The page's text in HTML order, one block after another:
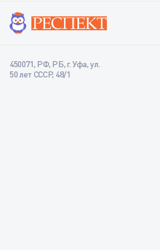
450071, РФ, РБ, г. Уфа, ул.
50 лет СССР, 48/1